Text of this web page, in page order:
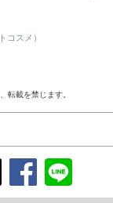
コスメ）
転載を禁じます。